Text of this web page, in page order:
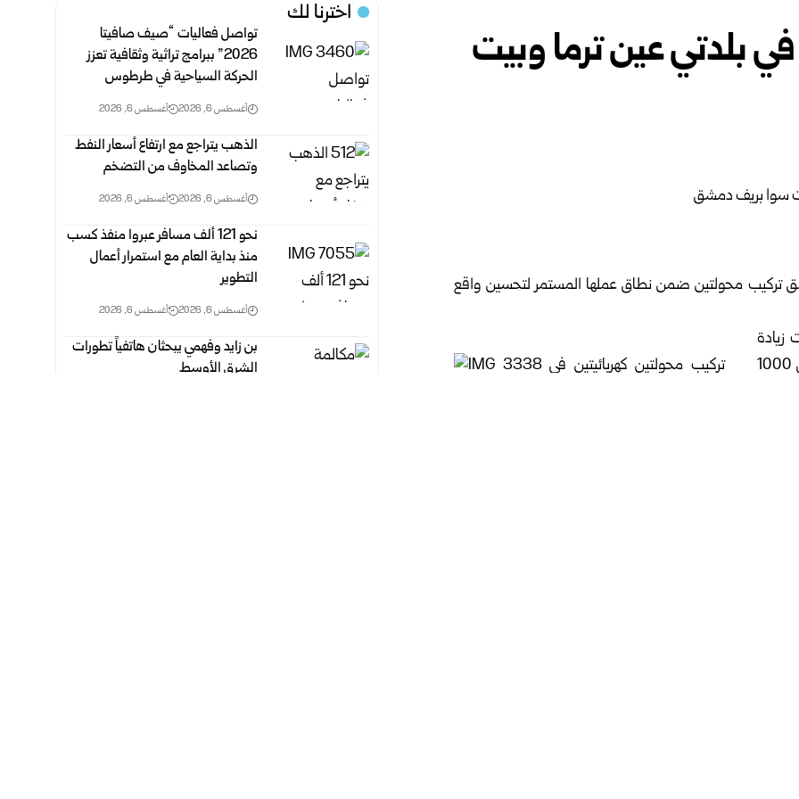
بلدتي عين ترما وبيت
تركيب محولتين ضمن نطاق عملها المستمر لتحسين واقع
استطاعة مركز تحويل عين ترما – المازن من 630 إلى 1000
اخترنا لك
تواصل فعاليات “صيف صافيتا
2026” ببرامج تراثية وثقافية تعزز
الحركة السياحية في طرطوس
أغسطس 6, 2026 أغسطس 6, 2026
الذهب يتراجع مع ارتفاع أسعار النفط
وتصاعد المخاوف من التضخم
أغسطس 6, 2026 أغسطس 6, 2026
نحو 121 ألف مسافر عبروا منفذ كسب
منذ بداية العام مع استمرار أعمال
التطوير
أغسطس 6, 2026 أغسطس 6, 2026
بن زايد وفهمي يبحثان هاتفياً تطورات
الشرق الأوسط